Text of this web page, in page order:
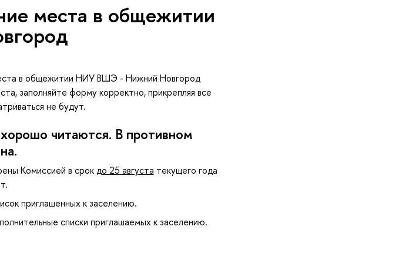
места в общежитии
в общежитии НИУ ВШЭ - Нижний Новгород
заполняйте форму корректно, прикрепляя все
не будут.
читаются. В противном
Комиссией в срокдо 25 августа текущего года
приглашенных к заселению.
списки приглашаемых к заселению.